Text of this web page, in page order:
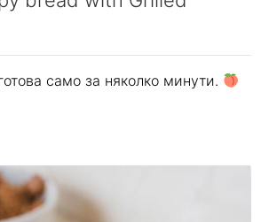
само за няколко минути.